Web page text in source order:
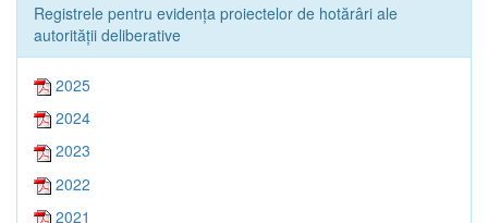
Registrele pentru evidența proiectelor de hotărâri ale
autorității deliberative
2025
2024
2023
2022
2021